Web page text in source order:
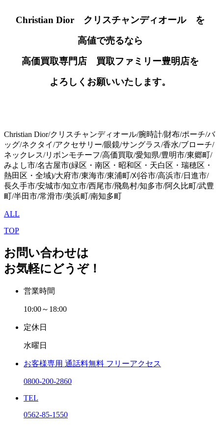
Christian Dior クリスチャンディオール を
高値で売るなら
高価買取専門店 買取ファミリー豊明店を
よろしくお願いいたします。
Christian Dior/クリスチャンディオール/腕時計/財布/ポーチ/バ
ッグ/ネクタイ/アクセサリー/眼鏡/サングラス/香水/ブローチ/
ネックレス/リボンモチーフ/高価買取/愛知県/豊明市/東郷町/
みよし市/名古屋市(緑区・南区・昭和区・天白区・瑞穂区・
熱田区・全域)/大府市/東海市/東浦町/刈谷市/高浜市/日進市/
長久手市/安城市/知立市/西尾市/飛島村/知多市/阿久比町/武豊
町/半田市/常滑市/美浜町/南知多町
ALL
TOP
お問い合わせは
お気軽にどうぞ！
営業時間
10:00～18:00
定休日
水曜日
お客様専用 通話料無料 フリーアクセス
0800-200-2860
TEL
0562-85-1550